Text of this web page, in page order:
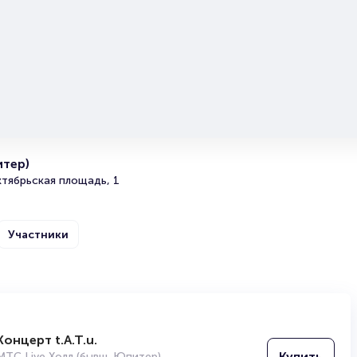
площадь, 1
Участники
СмешBand
t.A.T.u.